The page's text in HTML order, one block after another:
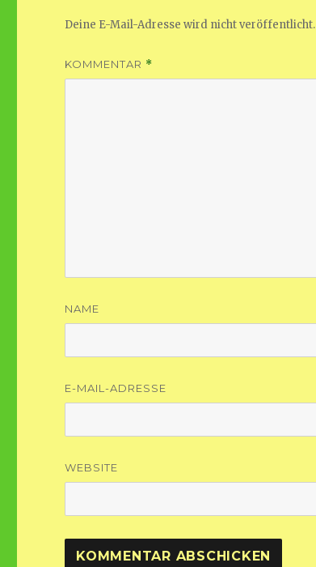
Deine E-Mail-Adresse wird nicht veröffentlicht.
KOMMENTAR *
NAME
E-MAIL-ADRESSE
WEBSITE